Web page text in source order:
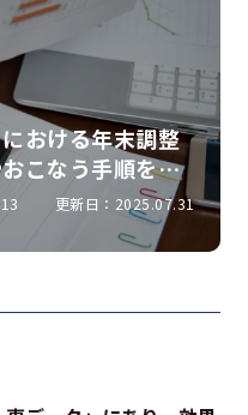
おける年末調整
こなう手順を解
更新日：2025.07.31